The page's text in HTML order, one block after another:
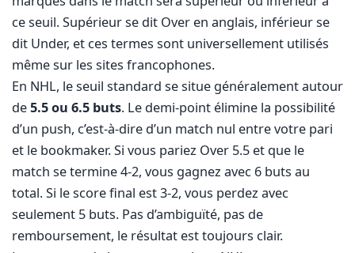
ce seuil. Supérieur se dit Over en anglais, inférieur se
dit Under, et ces termes sont universellement utilisés
même sur les sites francophones.
En NHL, le seuil standard se situe généralement autour
de5.5 ou 6.5 buts. Le demi-point élimine la possibilité
d’un push, c’est-à-dire d’un match nul entre votre pari
et le bookmaker. Si vous pariez Over 5.5 et que le
match se termine 4-2, vous gagnez avec 6 buts au
total. Si le score final est 3-2, vous perdez avec
seulement 5 buts. Pas d’ambiguïté, pas de
remboursement, le résultat est toujours clair.